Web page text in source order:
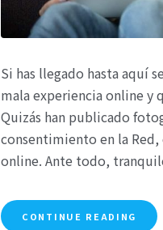
Si has llegado hasta aquí
mala experiencia online y
Quizás han publicado
consentimiento en la
online. Ante todo,
CONTINUE READING